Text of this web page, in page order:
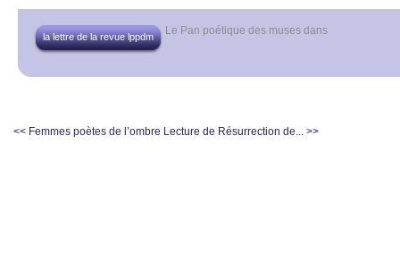
Le Pan poétique des muses dans
la lettre de la revue lppdm
<< Femmes poètes de l’ombre Lecture de Résurrection de... >>